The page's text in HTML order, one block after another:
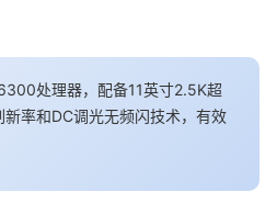
处理器，配备11英寸2.5K超
率和DC调光无频闪技术，有效